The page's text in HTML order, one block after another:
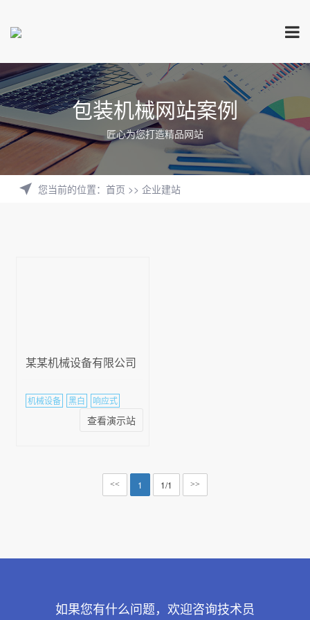
包装机械网站案例
匠心为您打造精品网站
您当前的位置： 首页 >> 企业建站
某某机械设备有限公司
机械设备 黑白 响应式
查看演示站
<< 1 1/1 >>
如果您有什么问题，欢迎咨询技术员